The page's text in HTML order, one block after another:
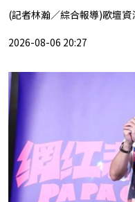
(記者林瀚／綜合報導)歌壇
2026-08-06 20:27